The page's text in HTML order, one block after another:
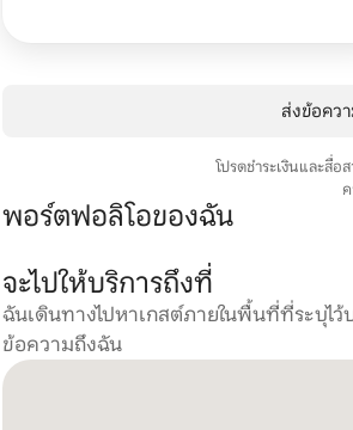
ส่งข้อคว
โปรดชำระเงินและสื่
พอร์ตฟอลิโอของฉัน
จะไปให้บริการถึงที่
ฉันเดินทางไปหาเกสต์ภายในพื้นที่ที่ระบุไ
ข้อความถึงฉัน